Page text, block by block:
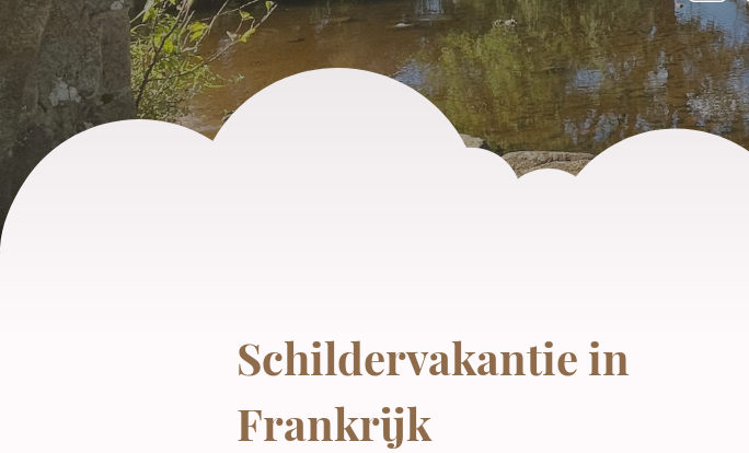
Schildervakantie in
Frankrijk